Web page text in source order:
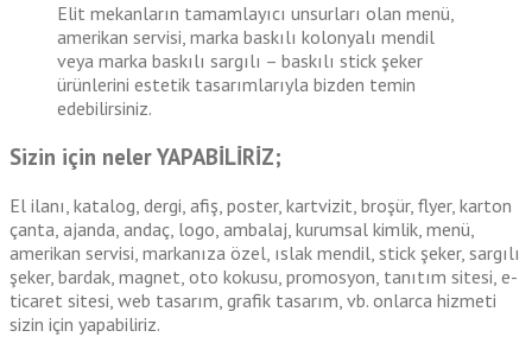
Elit mekanların tamamlayıcı unsurları olan menü,
amerikan servisi, marka baskılı kolonyalı mendil
veya marka baskılı sargılı – baskılı stick şeker
ürünlerini estetik tasarımlarıyla bizden temin
edebilirsiniz.
Sizin için nelerYAPABİLİRİZ;
El ilanı, katalog, dergi, afiş, poster, kartvizit, broşür, flyer, karton
çanta, ajanda, andaç, logo, ambalaj, kurumsal kimlik, menü,
amerikan servisi, markanıza özel, ıslak mendil, stick şeker, sargılı
şeker, bardak, magnet, oto kokusu, promosyon, tanıtım sitesi, e-
ticaret sitesi, web tasarım, grafik tasarım, vb. onlarca hizmeti
sizin için yapabiliriz.